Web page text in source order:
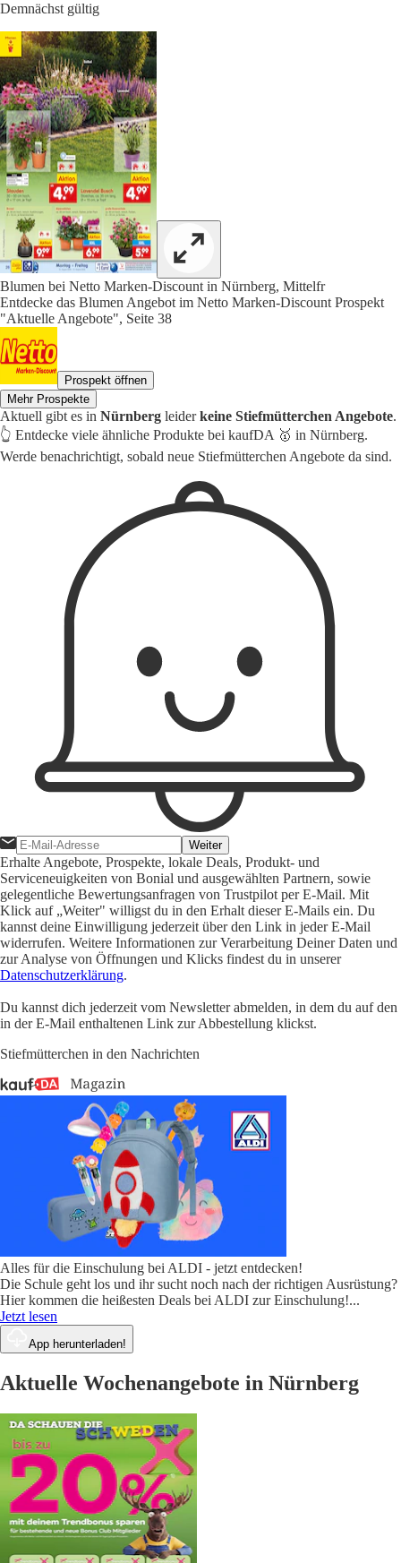
Demnächst gültig
Blumen bei Netto Marken-Discount in Nürnberg, Mittelfr
Entdecke das Blumen Angebot im Netto Marken-Discount Prospekt
"Aktuelle Angebote", Seite 38
Prospekt öffnen
Mehr Prospekte
Aktuell gibt es in Nürnberg leiderkeine Stiefmütterchen Angebote.
👆 Entdecke viele ähnliche Produkte bei kaufDA 🥇 in Nürnberg.
Werde benachrichtigt, sobald neue Stiefmütterchen Angebote da sind.
Weiter
Erhalte Angebote, Prospekte, lokale Deals, Produkt- und
Serviceneuigkeiten von Bonial und ausgewählten Partnern, sowie
gelegentliche Bewertungsanfragen von Trustpilot per E-Mail. Mit
Klick auf „Weiter" willigst du in den Erhalt dieser E-Mails ein. Du
kannst deine Einwilligung jederzeit über den Link in jeder E-Mail
widerrufen. Weitere Informationen zur Verarbeitung Deiner Daten und
zur Analyse von Öffnungen und Klicks findest du in unserer
Datenschutzerklärung.
Du kannst dich jederzeit vom Newsletter abmelden, in dem du auf den
in der E-Mail enthaltenen Link zur Abbestellung klickst.
Stiefmütterchen in den Nachrichten
Alles für die Einschulung bei ALDI - jetzt entdecken!
Die Schule geht los und ihr sucht noch nach der richtigen Ausrüstung?
Hier kommen die heißesten Deals bei ALDI zur Einschulung!...
Jetzt lesen
App herunterladen!
Aktuelle Wochenangebote in Nürnberg